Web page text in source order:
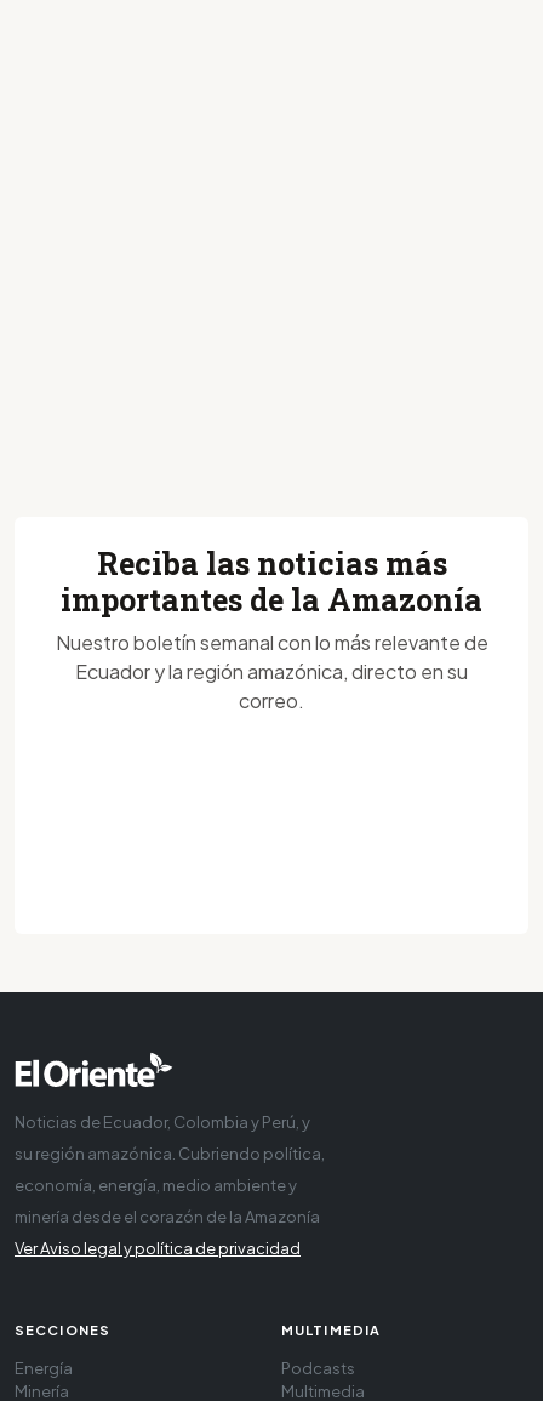
Reciba las noticias más
importantes de la Amazonía
Nuestro boletín semanal con lo más relevante de
Ecuador y la región amazónica, directo en su
correo.
Noticias de Ecuador, Colombia y Perú, y
su región amazónica. Cubriendo política,
economía, energía, medio ambiente y
minería desde el corazón de la Amazonía
Ver Aviso legal y política de privacidad
SECCIONES
Energía
Minería
MULTIMEDIA
Podcasts
Multimedia